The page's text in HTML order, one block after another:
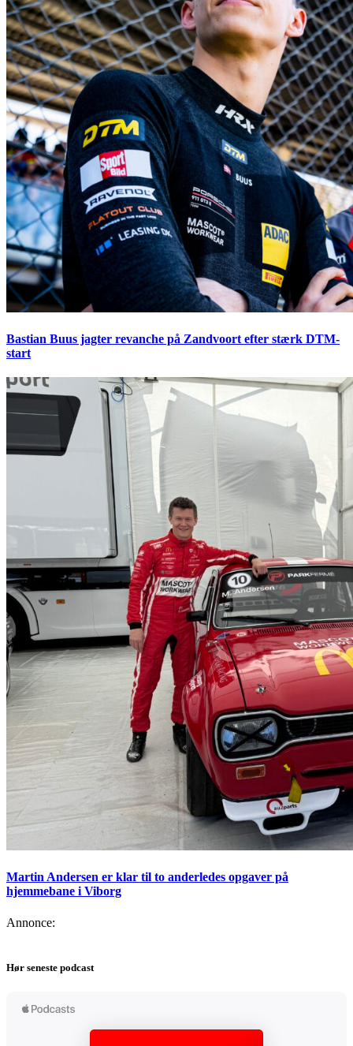
Bastian Buus jagter revanche på Zandvoort efter stærk DTM-
start
Martin Andersen er klar til to anderledes opgaver på
hjemmebane i Viborg
Annonce:
Hør seneste podcast